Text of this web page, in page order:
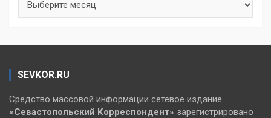
SEVKOR.RU
Средство массовой информации сетевое издание
«Севастопольский Корреспондент» зарегистрировано